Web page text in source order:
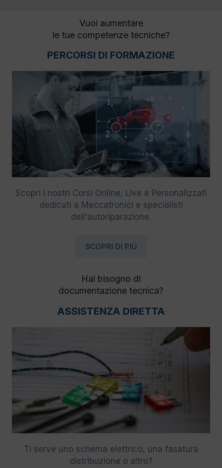
Vuoi aumentare
le tue competenze tecniche?
PERCORSI DI FORMAZIONE
Scopri i nostri Corsi Online, Live e Personalizzati
dedicati a Meccatronici e specialisti
dell'autoriparazione.
SCOPRI DI PIÙ
Hai bisogno di
documentazione tecnica?
ASSISTENZA DIRETTA
Ti serve uno schema elettrico, una fasatura
distribuzione o altro?